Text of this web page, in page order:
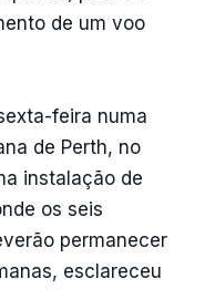
de um voo
feira numa
de Perth, no
instalação de
os seis
permanecer
esclareceu